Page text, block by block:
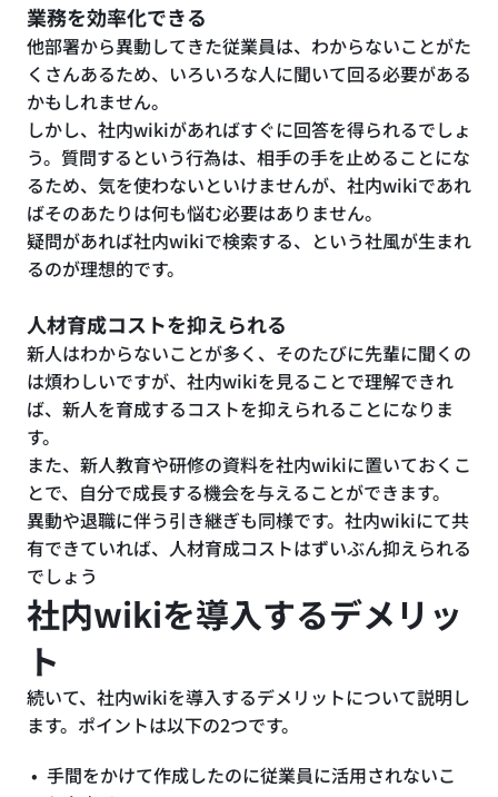
業務を効率化できる
他部署から異動してきた従業員は、わからないことがた
くさんあるため、いろいろな人に聞いて回る必要がある
かもしれません。
しかし、社内wikiがあればすぐに回答を得られるでしょ
う。質問するという行為は、相手の手を止めることにな
るため、気を使わないといけませんが、社内wikiであれ
ばそのあたりは何も悩む必要はありません。
疑問があれば社内wikiで検索する、という社風が生まれ
るのが理想的です。
人材育成コストを抑えられる
新人はわからないことが多く、そのたびに先輩に聞くの
は煩わしいですが、社内wikiを見ることで理解できれ
ば、新人を育成するコストを抑えられることになりま
す。
また、新人教育や研修の資料を社内wikiに置いておくこ
とで、自分で成長する機会を与えることができます。
異動や退職に伴う引き継ぎも同様です。社内wikiにて共
有できていれば、人材育成コストはずいぶん抑えられる
でしょう
社内wikiを導入するデメリッ
ト
続いて、社内wikiを導入するデメリットについて説明し
ます。ポイントは以下の2つです。
手間をかけて作成したのに従業員に活用されないこ